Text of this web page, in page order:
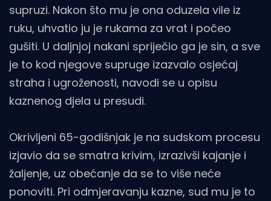
supruzi. Nakon što mu je ona oduzela vile iz
ruku, uhvatio ju je rukama za vrat i počeo
gušiti. U daljnjoj nakani spriječio ga je sin, a sve
je to kod njegove supruge izazvalo osjećaj
straha i ugroženosti, navodi se u opisu
kaznenog djela u presudi.
Okrivljeni 65-godišnjak je na sudskom procesu
izjavio da se smatra krivim, izrazivši kajanje i
žaljenje, uz obećanje da se to više neće
ponoviti. Pri odmjeravanju kazne, sud mu je to